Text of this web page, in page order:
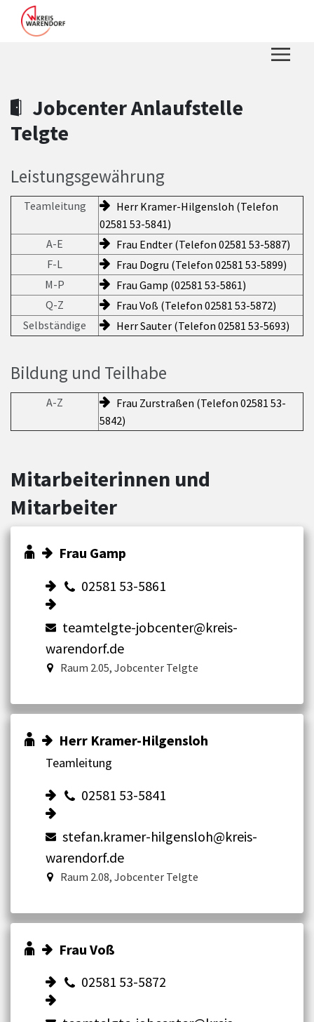
Zum Header
Zum Hauptinhalt
Zum Footer
Zum Hauptinhalt springen
Jobcenter Anlaufstelle
Telgte
Leistungsgewährung
Teamleitung
Herr Kramer-Hilgensloh (Telefon
02581 53-5841)
A-E
Frau Endter (Telefon 02581 53-5887)
F-L
Frau Dogru (Telefon 02581 53-5899)
M-P
Frau Gamp (02581 53-5861)
Q-Z
Frau Voß (Telefon 02581 53-5872)
Selbständige
Herr Sauter (Telefon 02581 53-5693)
Bildung und Teilhabe
A-Z
Frau Zurstraßen (Telefon 02581 53-
5842)
Mitarbeiterinnen und
Mitarbeiter
Frau Gamp
02581 53-5861
teamtelgte-jobcenter@kreis-
warendorf.de
Raum 2.05, Jobcenter Telgte
Herr Kramer-Hilgensloh
Teamleitung
02581 53-5841
stefan.kramer-hilgensloh@kreis-
warendorf.de
Raum 2.08, Jobcenter Telgte
Frau Voß
02581 53-5872